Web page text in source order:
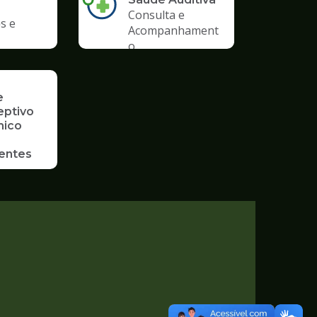
e
Consulta e
Acompanhament
o